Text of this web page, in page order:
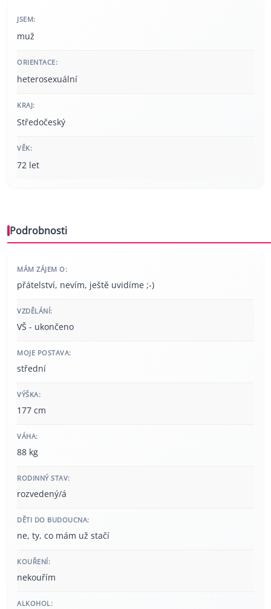
JSEM:
muž
ORIENTACE:
heterosexuální
KRAJ:
Středočeský
VĚK:
72 let
Podrobnosti
MÁM ZÁJEM O:
přátelství, nevím, ještě uvidíme ;-)
VZDĚLÁNÍ:
VŠ - ukončeno
MOJE POSTAVA:
střední
VÝŠKA:
177 cm
VÁHA:
88 kg
RODINNÝ STAV:
rozvedený/á
DĚTI DO BUDOUCNA:
ne, ty, co mám už stačí
KOUŘENÍ:
nekouřím
ALKOHOL: